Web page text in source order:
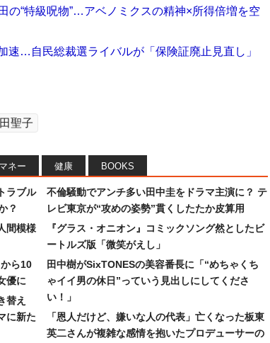
の“特級呪物”…アベノミクスの精神×所得倍増を空
速…自民総裁選ライバルが「保険証廃止見直し」
聖子
マネー 健康 BOOKS
ラブル
？
間模様
ら10
優に
替え
に新た
不倫騒動でアンチ多い田中圭をドラマ主演に？ テ
レビ東京が“攻めの姿勢”貫くしたたか皮算用
『グラス・オニオン』コミックソング然としたビ
ートルズ版「微笑がえし」
田中樹がSixTONESの美容番長に「“めちゃくち
ゃイイ男の休日”っていう見出しにしてくださ
い！」
「恩人だけど、嫌いな人の代表」亡くなった板東
英二さんが複雑な感情を抱いたプロデューサーの